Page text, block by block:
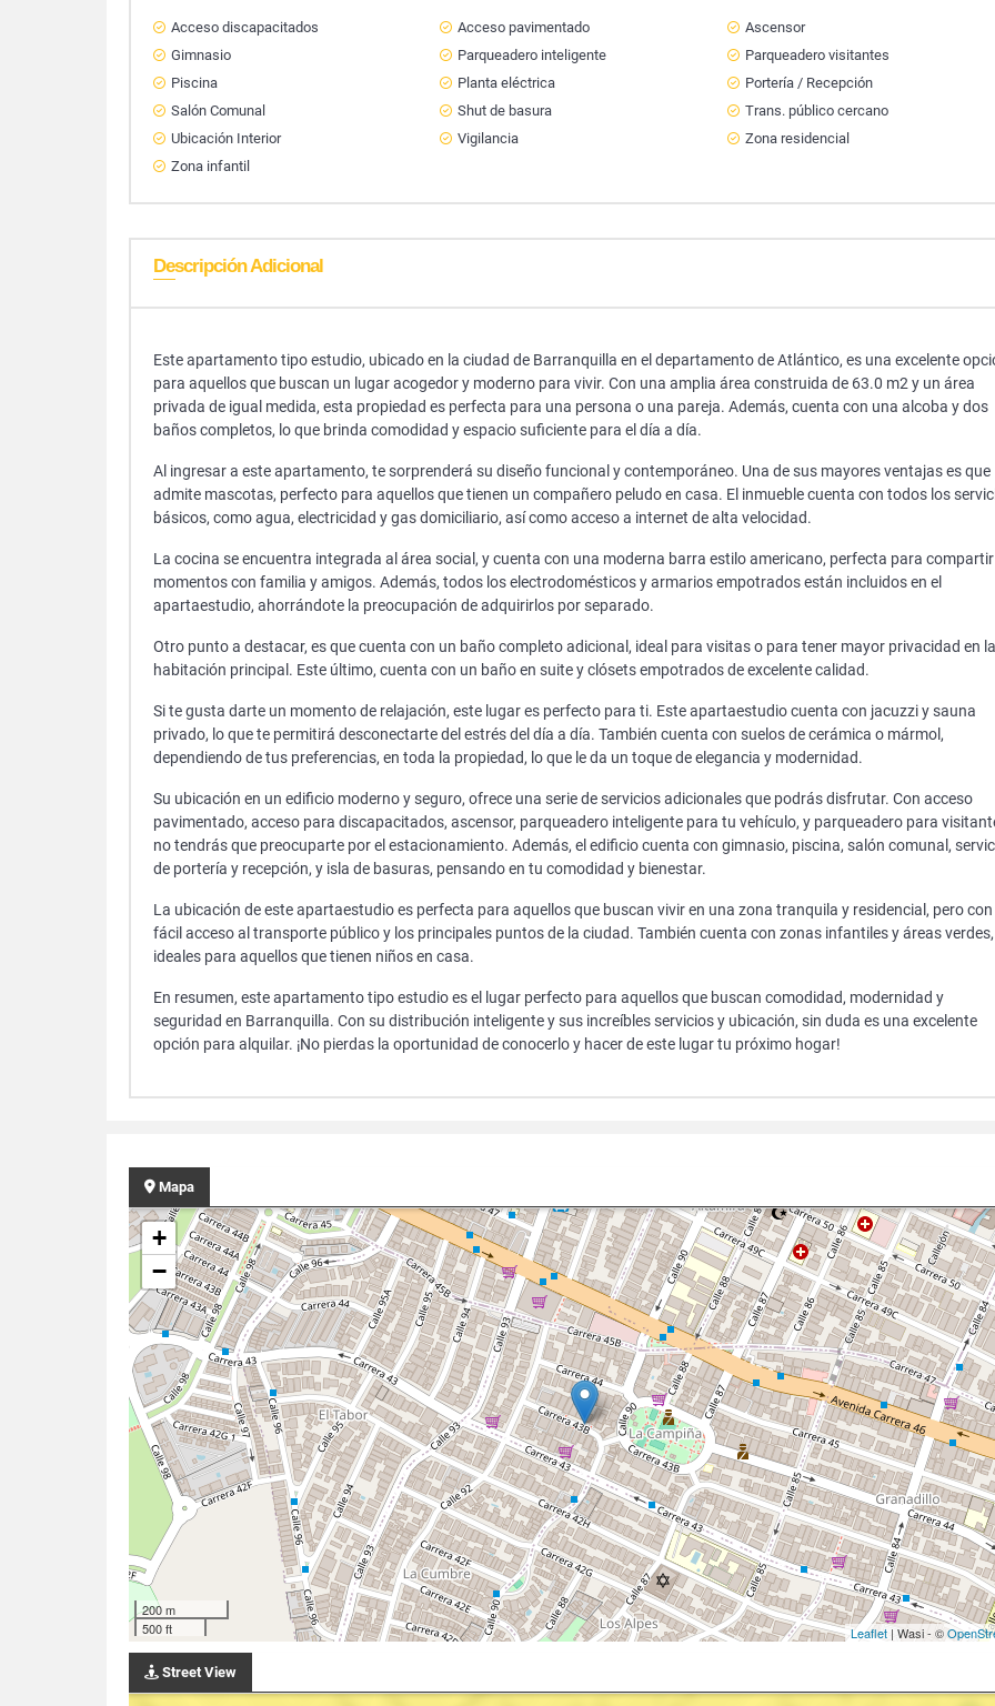
Acceso discapacitados Acceso pavimentado
Ascensor
Gimnasio
Parqueadero inteligente
Parqueadero visitantes
Piscina
Planta eléctrica
Portería / Recepción
Salón Comunal
Shut de basura
Trans. público cercano
Ubicación Interior
Vigilancia
Zona residencial
Zona infantil
Descripción Adicional
Este apartamento tipo estudio, ubicado en la ciudad de Barranquilla en el departamento de Atlántico, es una excelente
para aquellos que buscan un lugar acogedor y moderno para vivir. Con una amplia área construida de 63.0 m2 y un área
privada de igual medida, esta propiedad es perfecta para una persona o una pareja. Además, cuenta con una alcoba y dos
baños completos, lo que brinda comodidad y espacio suficiente para el día a día.
Al ingresar a este apartamento, te sorprenderá su diseño funcional y contemporáneo. Una de sus mayores ventajas es que
admite mascotas, perfecto para aquellos que tienen un compañero peludo en casa. El inmueble cuenta con todos los
básicos, como agua, electricidad y gas domiciliario, así como acceso a internet de alta velocidad.
La cocina se encuentra integrada al área social, y cuenta con una moderna barra estilo americano, perfecta para compartir
momentos con familia y amigos. Además, todos los electrodomésticos y armarios empotrados están incluidos en el
apartaestudio, ahorrándote la preocupación de adquirirlos por separado.
Otro punto a destacar, es que cuenta con un baño completo adicional, ideal para visitas o para tener mayor privacidad en la
habitación principal. Este último, cuenta con un baño en suite y clósets empotrados de excelente calidad.
Si te gusta darte un momento de relajación, este lugar es perfecto para ti. Este apartaestudio cuenta con jacuzzi y sauna
privado, lo que te permitirá desconectarte del estrés del día a día. También cuenta con suelos de cerámica o mármol,
dependiendo de tus preferencias, en toda la propiedad, lo que le da un toque de elegancia y modernidad.
Su ubicación en un edificio moderno y seguro, ofrece una serie de servicios adicionales que podrás disfrutar. Con acceso
pavimentado, acceso para discapacitados, ascensor, parqueadero inteligente para tu vehículo, y parqueadero para
no tendrás que preocuparte por el estacionamiento. Además, el edificio cuenta con gimnasio, piscina, salón comunal,
de portería y recepción, y isla de basuras, pensando en tu comodidad y bienestar.
La ubicación de este apartaestudio es perfecta para aquellos que buscan vivir en una zona tranquila y residencial, pero con
fácil acceso al transporte público y los principales puntos de la ciudad. También cuenta con zonas infantiles y áreas verdes,
ideales para aquellos que tienen niños en casa.
En resumen, este apartamento tipo estudio es el lugar perfecto para aquellos que buscan comodidad, modernidad y
seguridad en Barranquilla. Con su distribución inteligente y sus increíbles servicios y ubicación, sin duda es una excelente
opción para alquilar. ¡No pierdas la oportunidad de conocerlo y hacer de este lugar tu próximo hogar!
Mapa
+
−
200 m
500 ft
Leaflet | Wasi - ©
Street View